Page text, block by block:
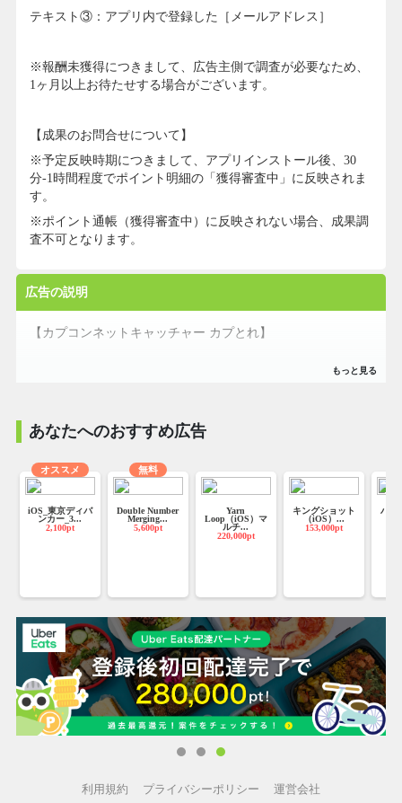
テキスト③：アプリ内で登録した［メールアドレス］
※報酬未獲得につきまして、広告主側で調査が必要なため、
1ヶ月以上お待たせする場合がございます。
【成果のお問合せについて】
※予定反映時期につきまして、アプリインストール後、30
分-1時間程度でポイント明細の「獲得審査中」に反映されま
す。
※ポイント通帳（獲得審査中）に反映されない場合、成果調
査不可となります。
広告の説明
【カプコンネットキャッチャー カプとれ】
る！
◆毎日ログインでログインボーナスももらっちゃおう！◆
■カプとれ とは
スマートフォンやパソコンからインターネットを通じて、本
いつでもどこでも楽しめるサービスです。
通常のクレーンゲームはもちろん「３本爪」や「アーム回
転」「アーム落下ストップ」など
多彩な機能をもったクレーンゲームを24時間、楽しめます！
■カプコン限定の景品が『カプとれ』に登場！
カプコンの人気ゲームから、オリジナル景品が続々、登場予
あなたへのおすすめ広告
iOS_東京ディバ
ンカー_3...
2,100pt
オススメ
Double Number
Merging...
5,600pt
無料
Yarn
Loop（iOS）マ
ルチ...
220,000pt
キングショット
（iOS）...
153,000pt
ハロ
利用規約 プライバシーポリシー 運営会社